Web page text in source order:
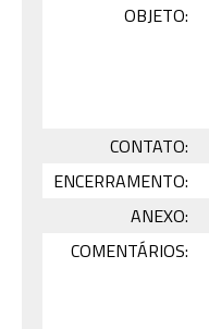
OBJETO:
CONTATO:
ENCERRAMENTO:
ANEXO:
COMENTÁRIOS: